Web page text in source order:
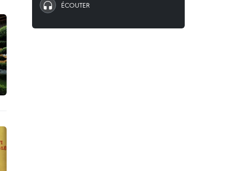
ÉCOUTER